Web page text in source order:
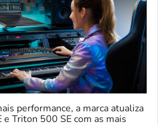
performance, a marca atualiza
Triton 500 SE com as mais